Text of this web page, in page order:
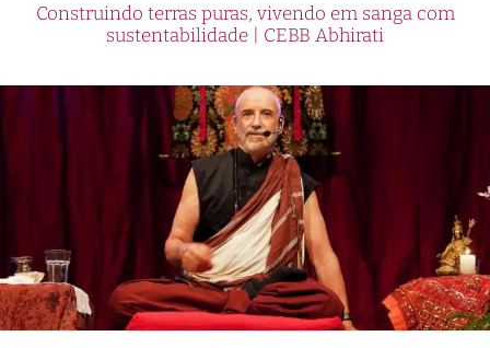
Construindo terras puras, vivendo em sanga com
sustentabilidade | CEBB Abhirati